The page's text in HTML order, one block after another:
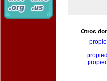
Otros